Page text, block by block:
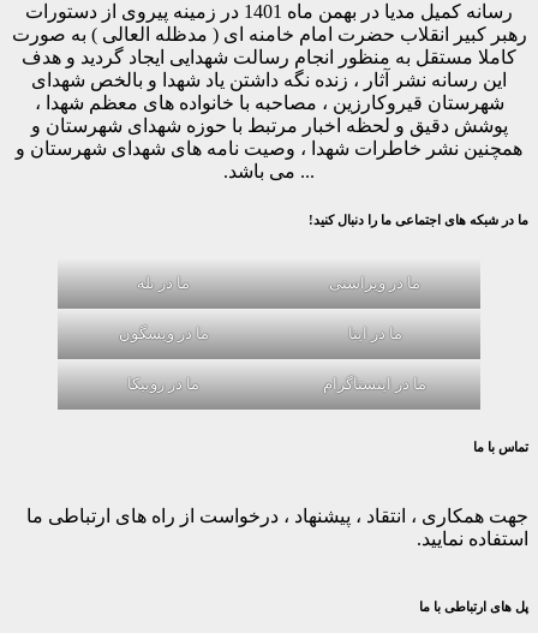
رسانه کمیل مدیا در بهمن ماه 1401 در زمینه پیروی از دستورات
رهبر کبیر انقلاب حضرت امام خامنه ای ( مدظله العالی ) به صورت
کاملا مستقل به منظور انجام رسالت شهدایی ایجاد گردید و هدف
این رسانه نشر آثار ، زنده نگه داشتن یاد شهدا و بالخص شهدای
شهرستان قیروکارزین ، مصاحبه با خانواده های معظم شهدا ،
پوشش دقیق و لحظه اخبار مرتبط با حوزه شهدای شهرستان و
همچنین نشر خاطرات شهدا ، وصیت نامه های شهدای شهرستان و
... می باشد.
ما در شبکه های اجتماعی ما را دنبال کنید!
ما در ویراستی ما در بله
ما در ایتا ما در ویسگون
ما در اینستاگرام ما در روبیکا
تماس با ما
جهت همکاری ، انتقاد ، پیشنهاد ، درخواست از راه های ارتباطی ما
استفاده نمایید.
پل های ارتباطی با ما